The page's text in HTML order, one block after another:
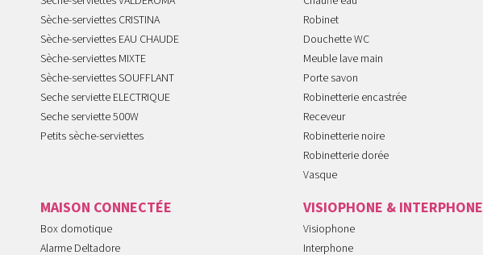
Sèche-serviettes CRISTINA
Sèche-serviettes EAU CHAUDE
Sèche-serviettes MIXTE
Sèche-serviettes SOUFFLANT
Seche serviette ELECTRIQUE
Seche serviette 500W
Petits sèche-serviettes
Robinet
Douchette WC
Meuble lave main
Porte savon
Robinetterie encastrée
Receveur
Robinetterie noire
Robinetterie dorée
Vasque
MAISON CONNECTÉE
Box domotique
Alarme Deltadore
VISIOPHONE & INTERPHONE
Visiophone
Interphone